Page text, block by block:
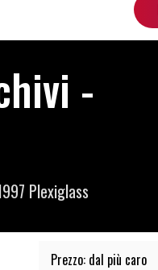
-
Plexiglass